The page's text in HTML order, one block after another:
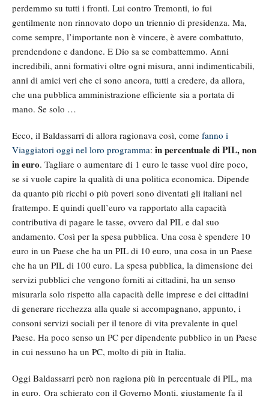
perdemmo su tutti i fronti. Lui contro Tremonti, io fui
gentilmente non rinnovato dopo un triennio di presidenza. Ma,
come sempre, l’importante non è vincere, è avere combattuto,
prendendone e dandone. E Dio sa se combattemmo. Anni
incredibili, anni formativi oltre ogni misura, anni indimenticabili,
anni di amici veri che ci sono ancora, tutti a credere, da allora,
che una pubblica amministrazione efficiente sia a portata di
mano. Se solo …
Ecco, il Baldassarri di allora ragionava così, come fanno i
Viaggiatori oggi nel loro programma: in percentuale di PIL, non
in euro. Tagliare o aumentare di 1 euro le tasse vuol dire poco,
se si vuole capire la qualità di una politica economica. Dipende
da quanto più ricchi o più poveri sono diventati gli italiani nel
frattempo. E quindi quell’euro va rapportato alla capacità
contributiva di pagare le tasse, ovvero dal PIL e dal suo
andamento. Così per la spesa pubblica. Una cosa è spendere 10
euro in un Paese che ha un PIL di 10 euro, una cosa in un Paese
che ha un PIL di 100 euro. La spesa pubblica, la dimensione dei
servizi pubblici che vengono forniti ai cittadini, ha un senso
misurarla solo rispetto alla capacità delle imprese e dei cittadini
di generare ricchezza alla quale si accompagnano, appunto, i
consoni servizi sociali per il tenore di vita prevalente in quel
Paese. Ha poco senso un PC per dipendente pubblico in un Paese
in cui nessuno ha un PC, molto di più in Italia.
Oggi Baldassarri però non ragiona più in percentuale di PIL, ma
in euro. Ora schierato con il Governo Monti, giustamente fa il